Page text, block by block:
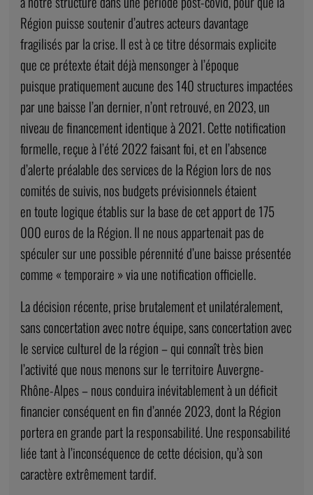
Région puisse soutenir d’autres acteurs davantage
fragilisés par la crise. Il est à ce titre désormais explicite
que ce prétexte était déjà mensonger à l’époque
puisque pratiquement aucune des 140 structures impactées
par une baisse l’an dernier, n’ont retrouvé, en 2023, un
niveau de financement identique à 2021. Cette notification
formelle, reçue à l’été 2022 faisant foi, et en l’absence
d’alerte préalable des services de la Région lors de nos
comités de suivis, nos budgets prévisionnels étaient
en toute logique établis sur la base de cet apport de 175
000 euros de la Région. Il ne nous appartenait pas de
spéculer sur une possible pérennité d’une baisse présentée
comme « temporaire » via une notification officielle.
La décision récente, prise brutalement et unilatéralement,
sans concertation avec notre équipe, sans concertation avec
le service culturel de la région – qui connaît très bien
l’activité que nous menons sur le territoire Auvergne-
Rhône-Alpes – nous conduira inévitablement à un déficit
financier conséquent en fin d’année 2023, dont la Région
portera en grande part la responsabilité. Une responsabilité
liée tant à l’inconséquence de cette décision, qu’à son
caractère extrêmement tardif.